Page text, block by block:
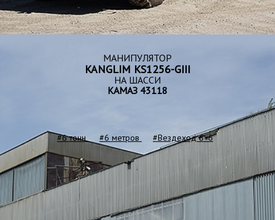
МАНИПУЛЯТОР
KANGLIM KS1256-GIII
НА ШАССИ
КАМАЗ 43118
#6 тонн #6 метров #Вездеход 6×6